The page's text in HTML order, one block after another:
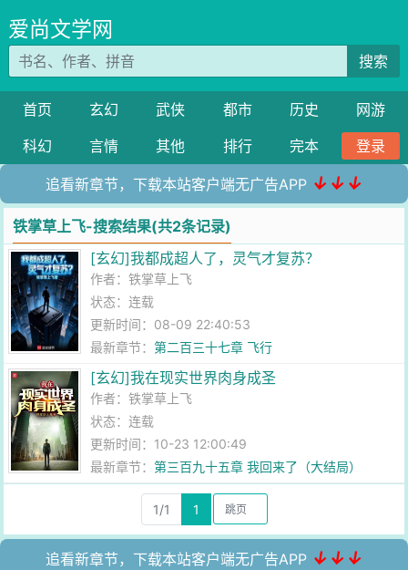
爱尚文学网
搜索
首页 玄幻 武侠 都市 历史
网游
科幻
言情 其他 排行 完本 登录
追看新章节，下载本站客户端无广告APP ↓↓↓
铁掌草上飞-搜索结果(共2条记录)
[玄幻]我都成超人了，灵气才复苏？
作者：铁掌草上飞
状态：连载
更新时间：08-09 22:40:53
最新章节：第二百三十七章 飞行
[玄幻]我在现实世界肉身成圣
作者：铁掌草上飞
状态：连载
更新时间：10-23 12:00:49
最新章节：第三百九十五章 我回来了（大结局）
1/1 1
追看新章节，下载本站客户端无广告APP ↓↓↓